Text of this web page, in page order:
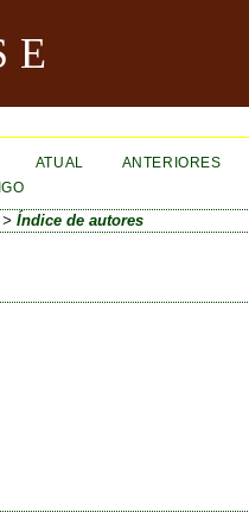
ATUAL ANTERIORES
>Índice de autores